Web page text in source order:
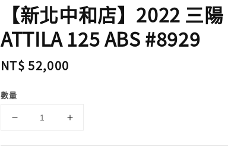
【新北中和店】2022 三
ATTILA 125 ABS #8929
Regular
NT$ 52,000
數量